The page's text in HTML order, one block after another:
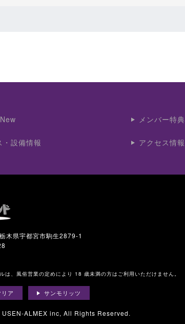
メンバー特典
・設備情報 アクセス情報
木県宇都宮市駒生2879-1
は、風俗営業の定めにより 18 歳未満の方はご利用いただけません。
ア サンモリッツ
USEN-ALMEX inc, All Rights Reserved.